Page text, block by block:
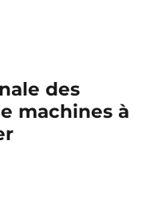
des
machines à